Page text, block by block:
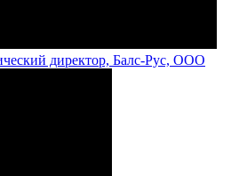
директор, Балс-Рус, ООО